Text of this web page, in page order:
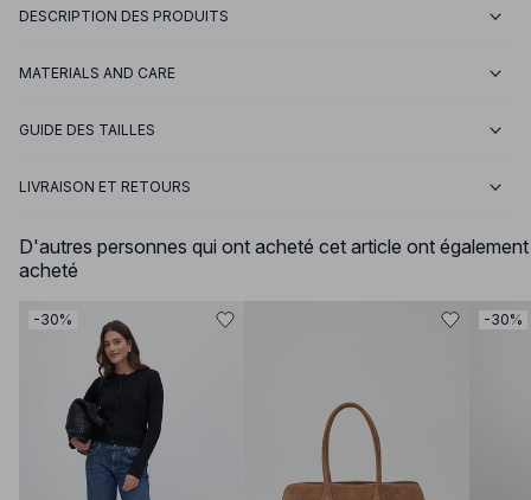
DESCRIPTION DES PRODUITS
MATERIALS AND CARE
GUIDE DES TAILLES
LIVRAISON ET RETOURS
D'autres personnes qui ont acheté cet article ont également
acheté
-30% -30%